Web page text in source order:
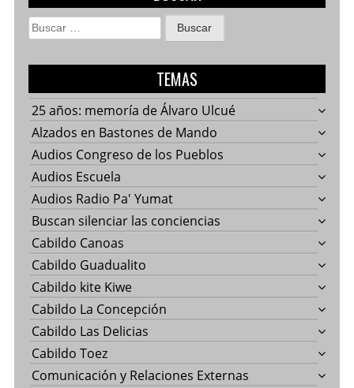
Buscar:
TEMAS
25 años: memoría de Álvaro Ulcué
Alzados en Bastones de Mando
Audios Congreso de los Pueblos
Audios Escuela
Audios Radio Pa' Yumat
Buscan silenciar las conciencias
Cabildo Canoas
Cabildo Guadualito
Cabildo kite Kiwe
Cabildo La Concepción
Cabildo Las Delicias
Cabildo Toez
Comunicación y Relaciones Externas